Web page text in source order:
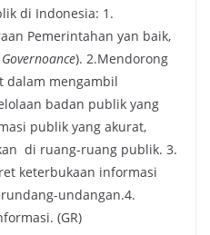
di Indonesia: 1.
Pemerintahan yan baik,
). 2.Mendorong
dalam mengambil
badan publik yang
publik yang akurat,
di ruang-ruang publik. 3.
keterbukaan informasi
undangan.4.
(GR)